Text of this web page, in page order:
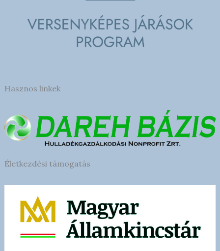
Hasznos linkek
Életkezdési támogatás